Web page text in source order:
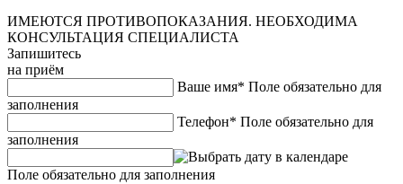
ИМЕЮТСЯ ПРОТИВОПОКАЗАНИЯ. НЕОБХОДИМА
КОНСУЛЬТАЦИЯ СПЕЦИАЛИСТА
Запишитесь
на приём
Ваше имя* Поле обязательно для
заполнения
Телефон* Поле обязательно для
заполнения
Поле обязательно для заполнения